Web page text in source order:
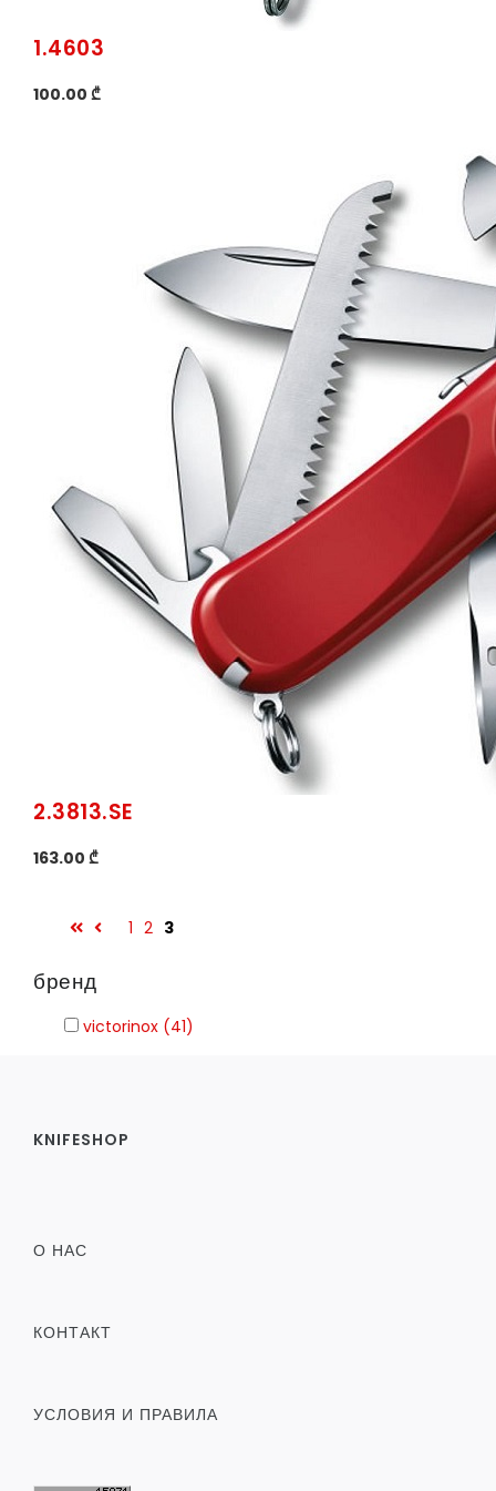
1.4603
100.00 ₾
2.3813.SE
163.00 ₾
1 2 3
бренд
victorinox (41)
KNIFESHOP
О НАС
КОНТАКТ
УСЛОВИЯ И ПРАВИЛА